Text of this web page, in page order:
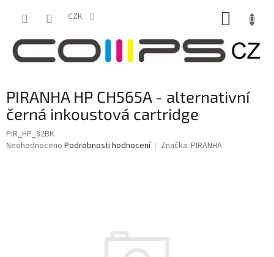
CZK
PIRANHA HP CH565A - alternativní
černá inkoustová cartridge
PIR_HP_82BK
Průměrné
Neohodnoceno Podrobnosti hodnocení Značka: PIRANHA